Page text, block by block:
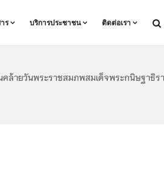
ร บริการประชาชน ติดต่อเรา
ล้ายวันพระราชสมภพสมเด็จพระกนิษฐาธิร